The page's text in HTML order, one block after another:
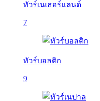
ทัวร์เนเธอร์แลนด์
7
ทัวร์บอลติก
9